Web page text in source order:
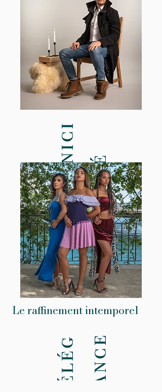
u
n
i
c
i
té
Le raffinement intemporel
é
l
é
g
a
n
c e